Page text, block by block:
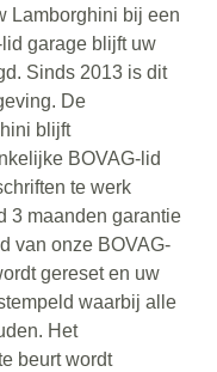
Lamborghini bij een
garage blijft uw
Sinds 2013 is dit
De
blijft
BOVAG-lid
te werk
3 maanden garantie
van onze BOVAG-
gereset en uw
waarbij alle
Het
beurt wordt